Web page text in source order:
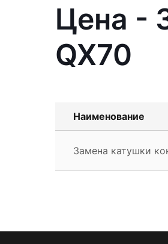
Цена -
QX70
Наименование
Замена катушки